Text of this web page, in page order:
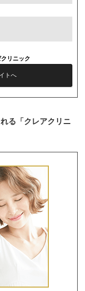
リニック
トへ
る「クレアクリニ